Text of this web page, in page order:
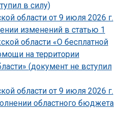
в силу)
области от 9 июля 2026 г.
изменений в статью 1
области «О бесплатной
на территории
(документ не вступил
области от 9 июля 2026 г.
областного бюджета